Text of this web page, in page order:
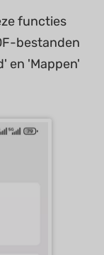
functies
bestanden
en 'Mappen'